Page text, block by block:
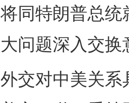
同特朗普总
问题深入交换
对中美关系